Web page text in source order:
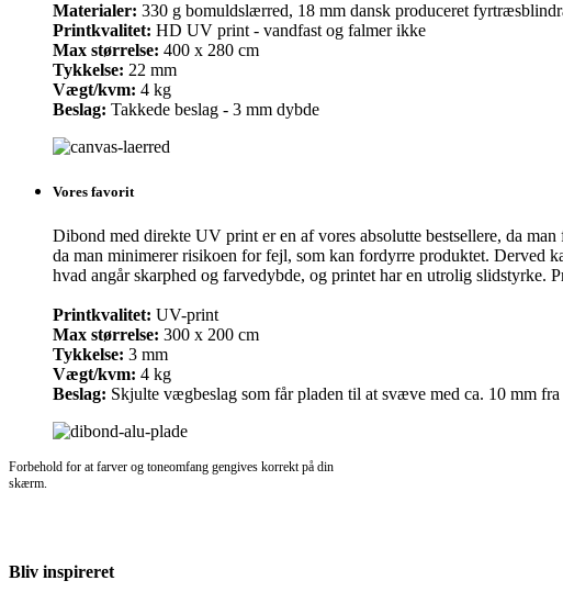
Materialer: 330 g bomuldslærred, 18 mm dansk produceret
Printkvalitet: HD UV print - vandfast og falmer ikke
Max størrelse: 400 x 280 cm
Tykkelse: 22 mm
Vægt/kvm: 4 kg
Beslag: Takkede beslag - 3 mm dybde
Vores favorit
Dibond med direkte UV print er en af vores absolutte bestsellere, da
da man minimerer risikoen for fejl, som kan fordyrre produktet. Derved
hvad angår skarphed og farvedybde, og printet har en utrolig slidstyrke.
Printkvalitet: UV-print
Max størrelse: 300 x 200 cm
Tykkelse: 3 mm
Vægt/kvm: 4 kg
Beslag: Skjulte vægbeslag som får pladen til at svæve med ca. 10 mm
Forbehold for at farver og toneomfang gengives korrekt på din
skærm.
Bliv inspireret